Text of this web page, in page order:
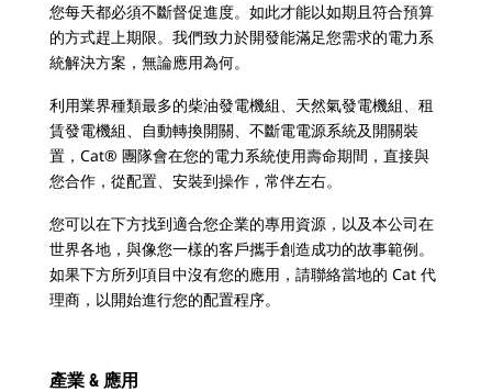
您每天都必須不斷督促進度。如此才能以如期且符合預算
的方式趕上期限。我們致力於開發能滿足您需求的電力系
統解決方案，無論應用為何。
利用業界種類最多的柴油發電機組、天然氣發電機組、租
賃發電機組、自動轉換開關、不斷電電源系統及開關裝
置，Cat® 團隊會在您的電力系統使用壽命期間，直接與
您合作，從配置、安裝到操作，常伴左右。
您可以在下方找到適合您企業的專用資源，以及本公司在
世界各地，與像您一樣的客戶攜手創造成功的故事範例。
如果下方所列項目中沒有您的應用，請聯絡當地的 Cat 代
理商，以開始進行您的配置程序。
產業 & 應用